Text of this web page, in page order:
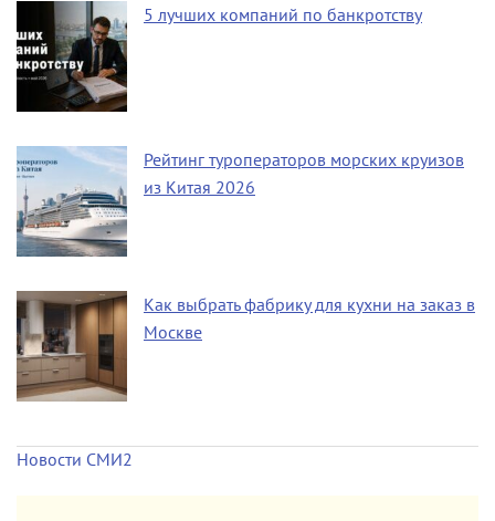
5 лучших компаний по банкротству
Рейтинг туроператоров морских круизов
из Китая 2026
Как выбрать фабрику для кухни на заказ в
Москве
Новости СМИ2